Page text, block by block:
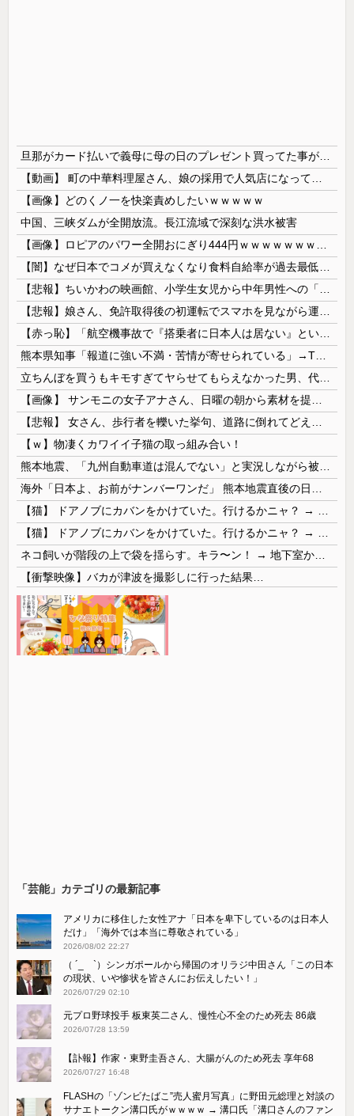
【画像】どのくノ一を快楽責めしたいｗｗｗｗｗ
中国、三峡ダムが全開放流。長江流域で深刻な洪水被害
【ｗ】物凄くカワイイ子猫の取っ組み合い！
【衝撃映像】バカが津波を撮影しに行った結果…
「芸能」カテゴリの最新記事
アメリカに移住した女性アナ「日本を卑下しているのは日本人
だけ」「海外では本当に尊敬されている」
2026/08/02 22:27
（ ´_ゝ`）シンガポールから帰国のオリラジ中田さん「この日本
の現状、いや惨状を皆さんにお伝えしたい！」
2026/07/29 02:10
元プロ野球投手 板東英二さん、慢性心不全のため死去 86歳
2026/07/28 13:59
【訃報】作家・東野圭吾さん、大腸がんのため死去 享年68
2026/07/27 16:48
FLASHの「ゾンビたばこ”売人蜜月写真」に野田元総理と対談の
サナエトークン溝口氏がｗｗｗｗ → 溝口氏「溝口さんのファン